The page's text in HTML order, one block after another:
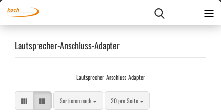
Lautsprecher-Anschluss-Adapter
Lautsprecher-Anschluss-Adapter
Sortieren nach
Sortieren nach 20 pro Seite
pro Seite